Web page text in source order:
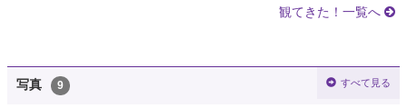
観てきた！一覧へ
写真 9 すべて見る